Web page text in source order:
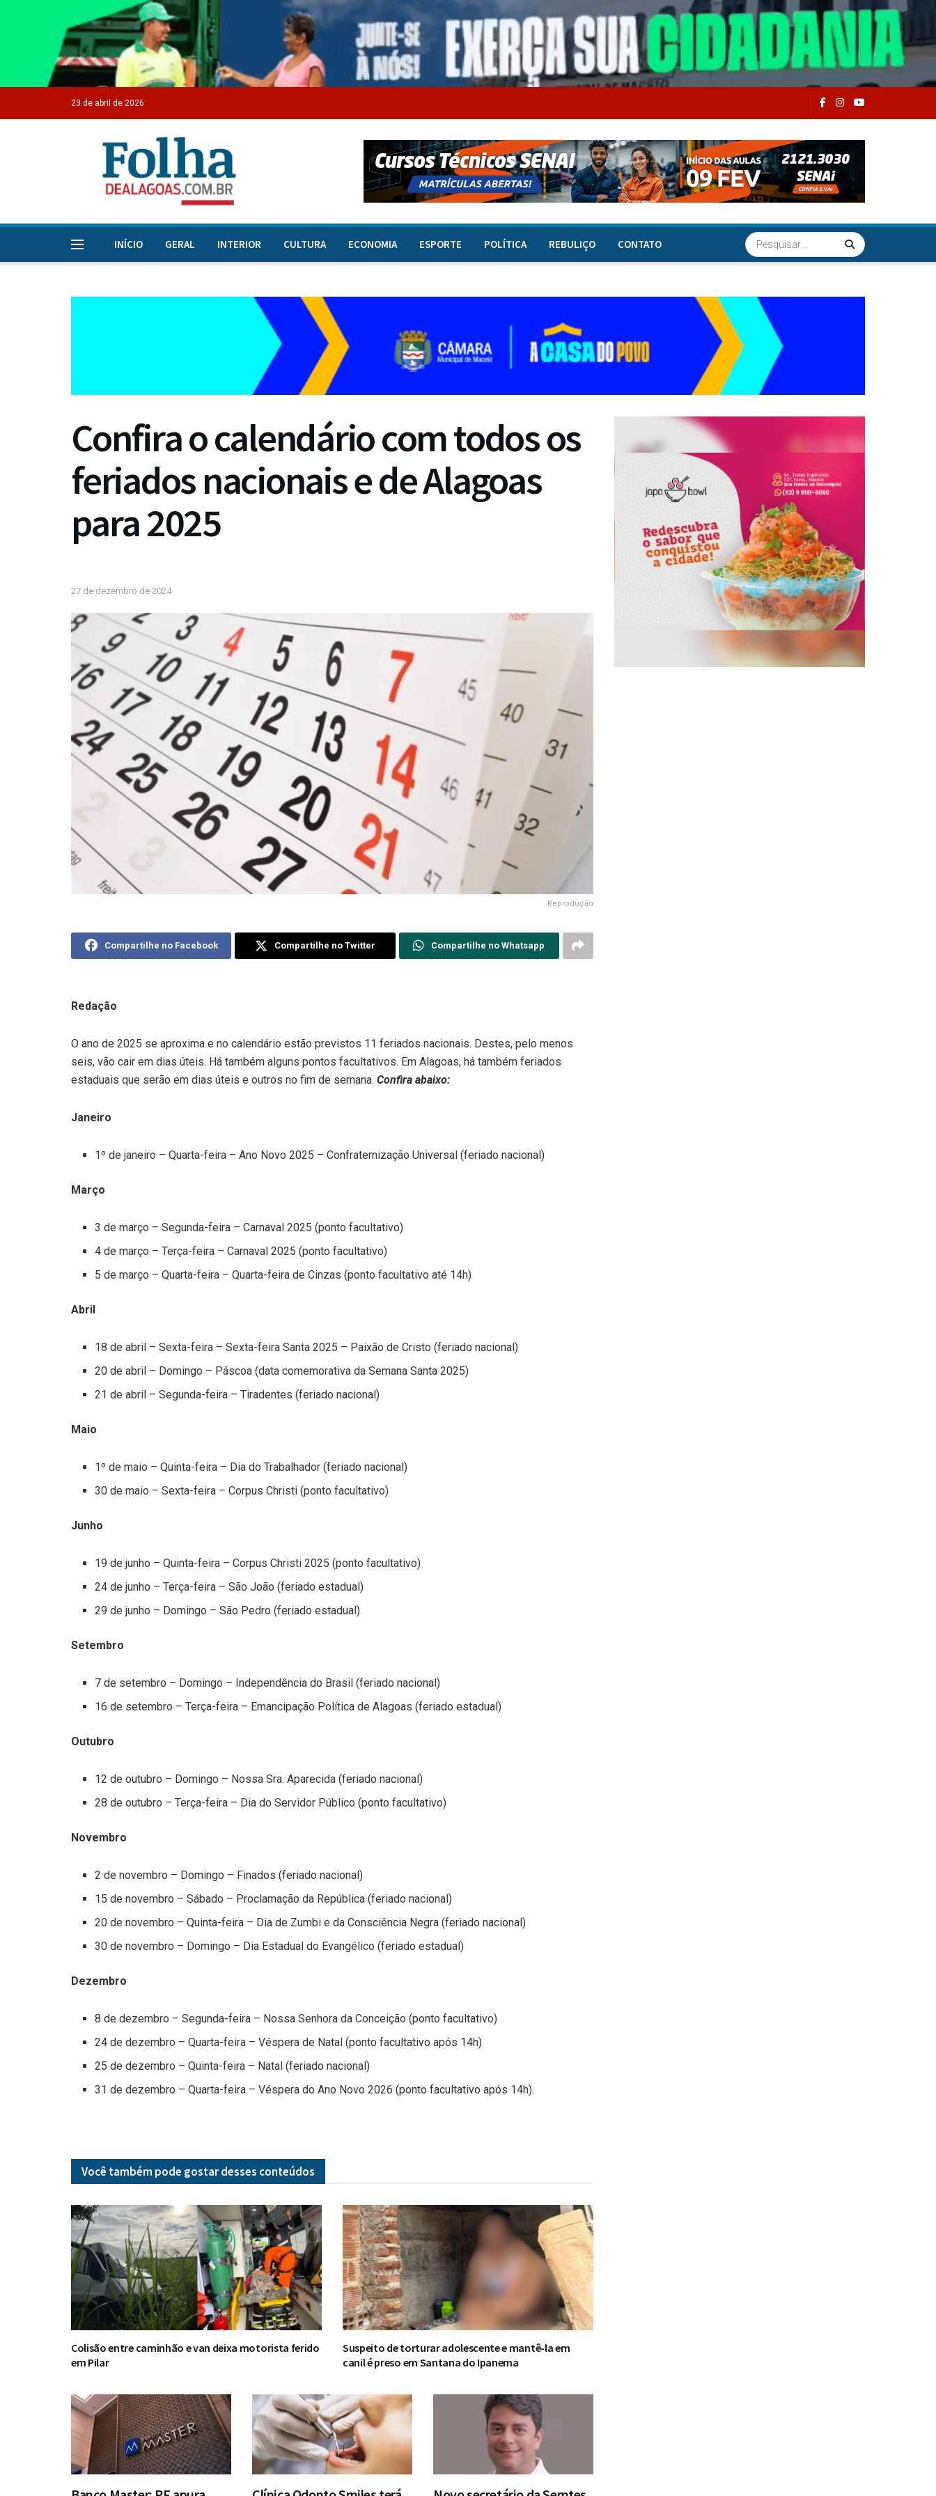
23 de abril de 2026
INÍCIO GERAL INTERIOR CULTURA ECONOMIA ESPORTE POLÍTICA REBULIÇO CONTATO
Confira o calendário com todos os
feriados nacionais e de Alagoas
para 2025
27 de dezembro de 2024
Reprodução
Compartilhe no Facebook Compartilhe no Twitter Compartilhe no Whatsapp
Redação
O ano de 2025 se aproxima e no calendário estão previstos 11 feriados nacionais. Destes, pelo menos
seis, vão cair em dias úteis. Há também alguns pontos facultativos. Em Alagoas, há também feriados
estaduais que serão em dias úteis e outros no fim de semana. Confira abaixo:
Janeiro
1º de janeiro – Quarta-feira – Ano Novo 2025 – Confraternização Universal (feriado nacional)
Março
3 de março – Segunda-feira – Carnaval 2025 (ponto facultativo)
4 de março – Terça-feira – Carnaval 2025 (ponto facultativo)
5 de março – Quarta-feira – Quarta-feira de Cinzas (ponto facultativo até 14h)
Abril
18 de abril – Sexta-feira – Sexta-feira Santa 2025 – Paixão de Cristo (feriado nacional)
20 de abril – Domingo – Páscoa (data comemorativa da Semana Santa 2025)
21 de abril – Segunda-feira – Tiradentes (feriado nacional)
Maio
1º de maio – Quinta-feira – Dia do Trabalhador (feriado nacional)
30 de maio – Sexta-feira – Corpus Christi (ponto facultativo)
Junho
19 de junho – Quinta-feira – Corpus Christi 2025 (ponto facultativo)
24 de junho – Terça-feira – São João (feriado estadual)
29 de junho – Domingo – São Pedro (feriado estadual)
Setembro
7 de setembro – Domingo – Independência do Brasil (feriado nacional)
16 de setembro – Terça-feira – Emancipação Política de Alagoas (feriado estadual)
Outubro
12 de outubro – Domingo – Nossa Sra. Aparecida (feriado nacional)
28 de outubro – Terça-feira – Dia do Servidor Público (ponto facultativo)
Novembro
2 de novembro – Domingo – Finados (feriado nacional)
15 de novembro – Sábado – Proclamação da República (feriado nacional)
20 de novembro – Quinta-feira – Dia de Zumbi e da Consciência Negra (feriado nacional)
30 de novembro – Domingo – Dia Estadual do Evangélico (feriado estadual)
Dezembro
8 de dezembro – Segunda-feira – Nossa Senhora da Conceição (ponto facultativo)
24 de dezembro – Quarta-feira – Véspera de Natal (ponto facultativo após 14h)
25 de dezembro – Quinta-feira – Natal (feriado nacional)
31 de dezembro – Quarta-feira – Véspera do Ano Novo 2026 (ponto facultativo após 14h).
Você também pode gostar desses conteúdos
Colisão entre caminhão e van deixa motorista ferido
em Pilar
Suspeito de torturar adolescente e mantê-la em
canil é preso em Santana do Ipanema